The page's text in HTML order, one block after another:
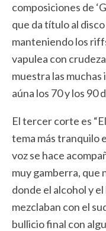
composiciones de
que da título al disco
manteniendo los
vapulea con
muestra las
aúna los 70 y los 90
El tercer corte es
tema más tranquilo
voz se hace
muy gamberra, que
donde el alcohol y
mezclaban con el
bullicio final con